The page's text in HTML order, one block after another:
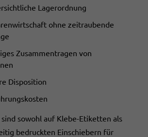
Lagerordnung
ohne zeitraubende
Zusammentragen von
Disposition
sowohl auf Klebe-Etiketten als
bedruckten Einschiebern für